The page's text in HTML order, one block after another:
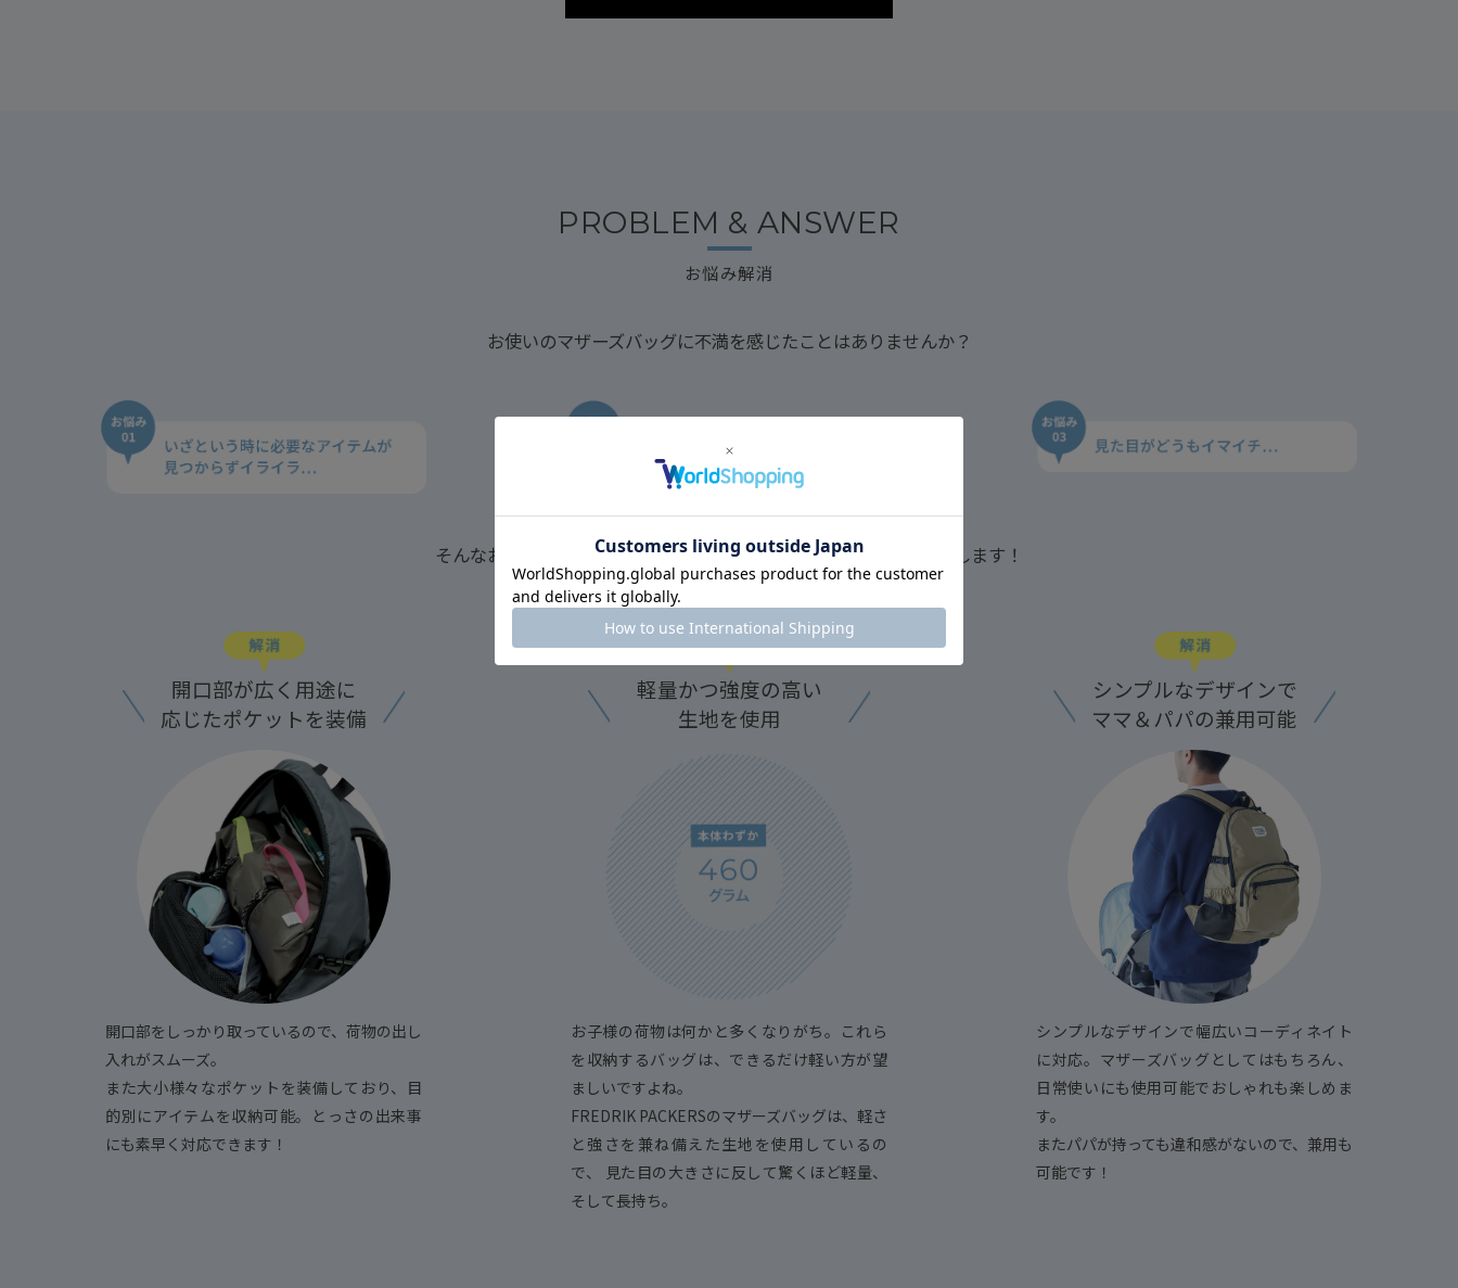
PROBLEM & ANSWER
お悩み解消
お使いのマザーズバッグに不満を感じたことはありませんか？
そんなお悩みをFREDRIK PACKERSのマザーズリュックが解消いたします！
開口部が広く用途に
応じたポケットを装備
開口部をしっかり取っているので、荷物の出し
入れがスムーズ。
また大小様々なポケットを装備しており、目
的別にアイテムを収納可能。とっさの出来事
にも素早く対応できます！
軽量かつ強度の高い
生地を使用
お子様の荷物は何かと多くなりがち。これら
を収納するバッグは、できるだけ軽い方が望
ましいですよね。
FREDRIK PACKERSのマザーズバッグは、軽さ
と強さを兼ね備えた生地を使用しているの
で、 見た目の大きさに反して驚くほど軽量、
そして長持ち。
シンプルなデザインで
ママ＆パパの兼用可能
シンプルなデザインで幅広いコーディネイト
に対応。マザーズバッグとしてはもちろん、
日常使いにも使用可能でおしゃれも楽しめま
す。
またパパが持っても違和感がないので、兼用も
可能です！